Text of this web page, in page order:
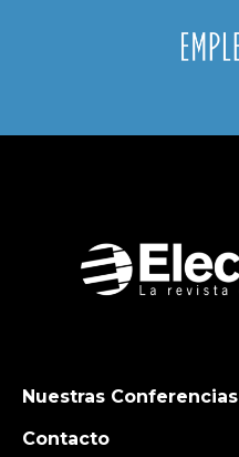
Nuestras Conferencias
Contacto